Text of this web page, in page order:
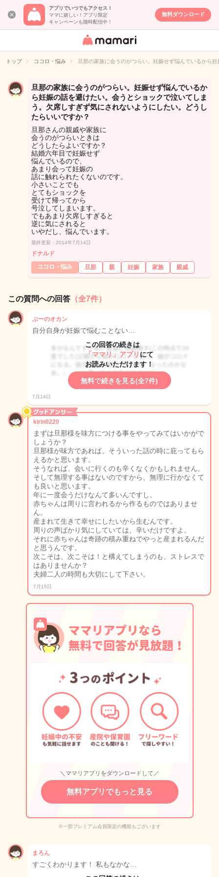
アプリでいつでもアクセス！
ママに嬉しい！アプリ限定
キャンペーンも随時配信中！
無料ダウンロード
女性専用匿名QA
イト
トップ ココロ・悩み 旦那の家族に会うのがつらい。妊娠せず悩んでいるから
旦那の家族に会うのがつらい。妊娠せず悩んでいるか
ら妊娠の話を避けたい。会うとショックで泣いてしま
う。欠席しすぎず気にされないようにしたい。どうし
たらいいですか？
旦那さんの親戚や家族に
会うのがつらいときは
どうしたらよいですか？
結婚六年目で妊娠せず
悩んでいるので、
あまり会って妊娠の
話に触れられたくないのです。
小さいことでも
とてもショックを
受けて帰ってから
号泣してしまいます。
でもあまり欠席しすぎると
逆に気にされると
いやだし、悩んでいます。
最終更新：2014年7月14日
ドナルド
ココロ・悩み
旦那 親 妊娠 家族 親戚
この質問への回答 （全7件）
ぶーのオカン
自分自身が妊娠で悩むことない…
この回答の続きは
「ママリ」アプリ にて
お読みいただけます！
無料で続きを見る(全7件)
7月14日
kirin0220
まずは旦那様を味方につける事をやってみてはいかがで
しょうか？
旦那様が味方であれば、そういった話の時に庇ってもら
えるかと思います。
そうなれば、会いに行くのも辛くなくかもしれません。
そして無理する事はないのですから、無理に行かなくて
も良いと思います。
年に一度会うだけなんて多いんですし。
赤ちゃんは周りに言われるから作るものではありませ
ん。
産まれて生きて幸せにしたいから生むんです。
周りの声ばかり気にしていては、辛いだけですよ。
それに赤ちゃんは奇跡の積み重ねでやっと産まれるんだ
と思うんです。
次こそは、次こそは！と構えてしまうのも、ストレスで
はありませんか？
夫婦二人の時間も大切にして下さい。
7月15日
＼ママリアプリをダウンロードして／
無料アプリでもっと見る
※一部プレミアム会員限定の機能もございます
まろん
すごくわかります！ 私もなかな…